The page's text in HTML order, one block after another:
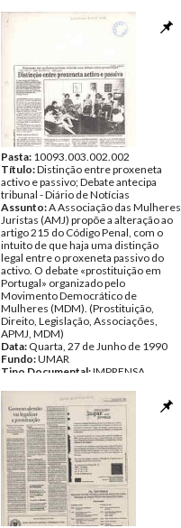
Pasta: 10093.003.002.002
Título:Distinção entre proxeneta
activo e passivo; Debate antecipa
tribunal - Diário de Notícias
Assunto:A Associação das Mulheres
Juristas (AMJ) propõe a alteração ao
artigo 215 do Código Penal, com o
intuito de que haja uma distinção
legal entre o proxeneta passivo do
activo. O debate «prostituição em
Portugal» organizado pelo
Movimento Democrático de
Mulheres (MDM). (Prostituição,
Direito, Legislação, Associações,
APMJ, MDM)
Data: Quarta, 27 de Junho de 1990
Fundo:UMAR
Tipo Documental:IMPRENSA